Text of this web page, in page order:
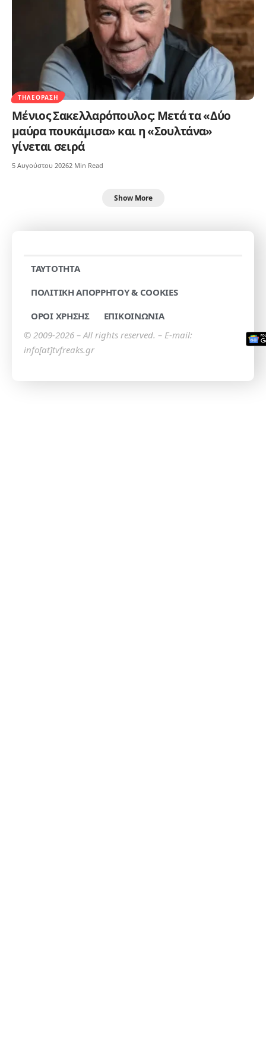
ΤΗΛΕΌΡΑΣΗ
Μένιος Σακελλαρόπουλος: Μετά τα «Δύο
μαύρα πουκάμισα» και η «Σουλτάνα»
γίνεται σειρά
5 Αυγούστου 20262 Min Read
Show More
TAYTOTHTA
ΠΟΛΙΤΙΚΗ ΑΠΟΡΡΗΤΟΥ & COOKIES
ΟΡΟΙ ΧΡΗΣΗΣ
ΕΠΙΚΟΙΝΩΝΙΑ
© 2009-2026 – All rights reserved. – E-mail:
info[at]tvfreaks.gr